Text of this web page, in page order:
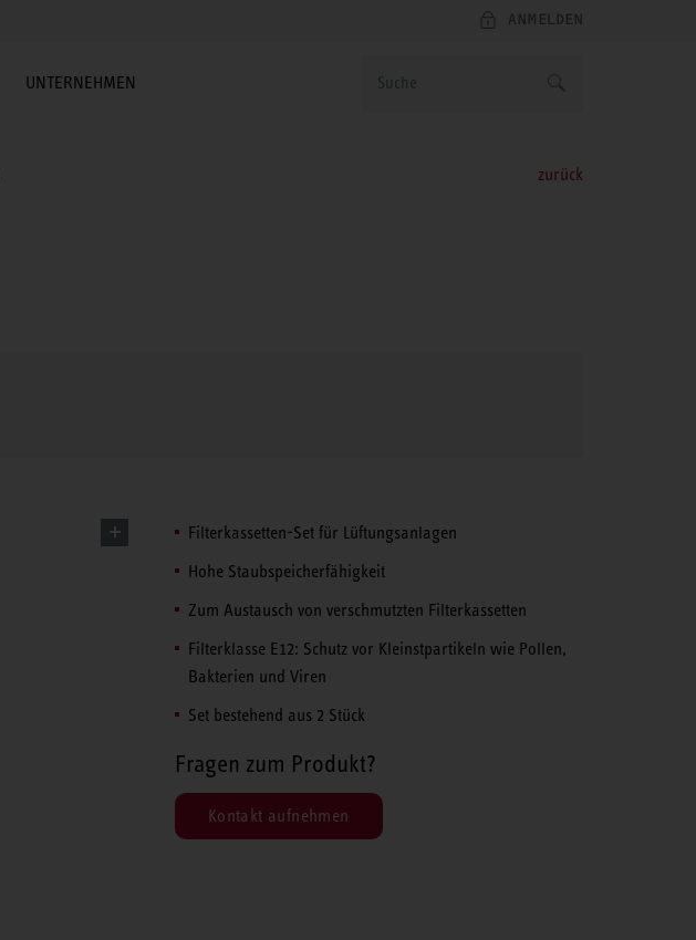
ANMELDEN
UNTERNEHMEN
zurück
Filterkassetten-Set für Lüftungsanlagen
Hohe Staubspeicherfähigkeit
Zum Austausch von verschmutzten Filterkassetten
Filterklasse E12: Schutz vor Kleinstpartikeln wie Pollen,
Bakterien und Viren
Set bestehend aus 2 Stück
Fragen zum Produkt?
Kontakt aufnehmen